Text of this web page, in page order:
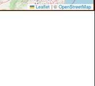
Leaflet | © OpenStreetMap